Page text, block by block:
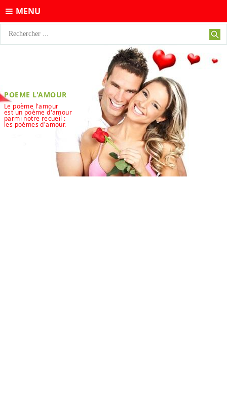
MENU
POEME L'AMOUR
Le poème l'amour
est un poème d'amour
parmi notre recueil :
les poèmes d'amour.